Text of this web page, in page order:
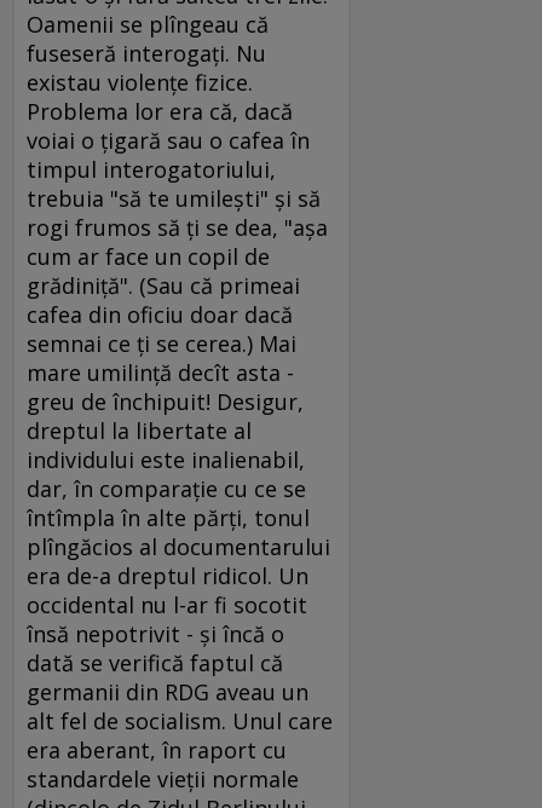
Oamenii se plîngeau că
fuseseră interogaţi. Nu
existau violenţe fizice.
Problema lor era că, dacă
voiai o ţigară sau o cafea în
timpul interogatoriului,
trebuia "să te umileşti" şi să
rogi frumos să ţi se dea, "aşa
cum ar face un copil de
grădiniţă". (Sau că primeai
cafea din oficiu doar dacă
semnai ce ţi se cerea.) Mai
mare umilinţă decît asta -
greu de închipuit! Desigur,
dreptul la libertate al
individului este inalienabil,
dar, în comparaţie cu ce se
întîmpla în alte părţi, tonul
plîngăcios al documentarului
era de-a dreptul ridicol. Un
occidental nu l-ar fi socotit
însă nepotrivit - şi încă o
dată se verifică faptul că
germanii din RDG aveau un
alt fel de socialism. Unul care
era aberant, în raport cu
standardele vieţii normale